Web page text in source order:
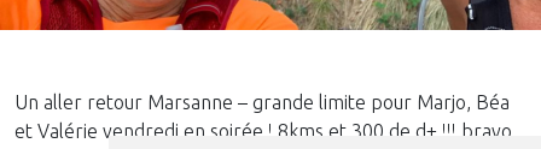
Un aller retour Marsanne – grande limite pour Marjo, Béa
et Valérie vendredi en soirée ! 8kms et 300 de d+ !!! bravo